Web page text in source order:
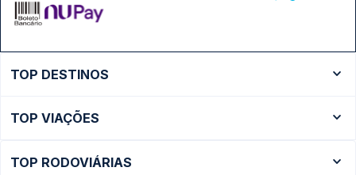
TOP DESTINOS
Ônibus São Paulo
TOP VIAÇÕES
TOP RODOVIÁRIAS